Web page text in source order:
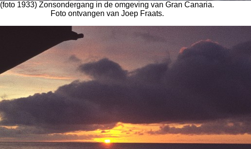
(foto 1933) Zonsondergang in de omgeving van Gran Canaria.
Foto ontvangen van Joep Fraats.